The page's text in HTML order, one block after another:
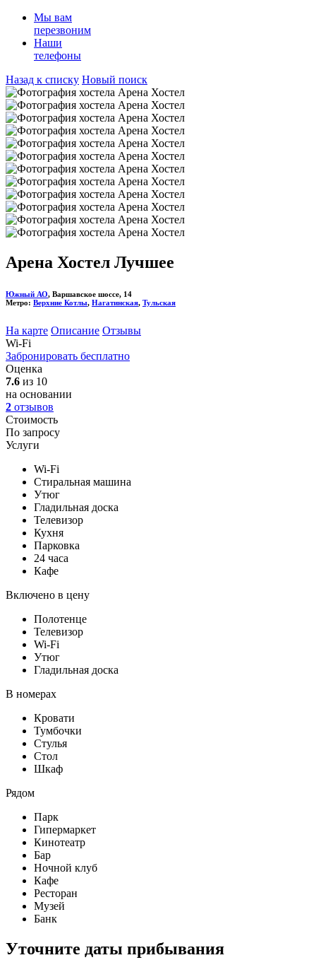
Мы вам
перезвоним
Наши
телефоны
Назад к списку Новый поиск
Арена Хостел Лучшее
Южный АО, Варшавское шоссе, 14
Метро: Верхние Котлы, Нагатинская, Тульская
На карте Описание Отзывы
Wi-Fi
Забронировать бесплатно
Оценка
7.6 из 10
на основании
2 отзывов
Стоимость
По запросу
Услуги
Wi-Fi
Стиральная машина
Утюг
Гладильная доска
Телевизор
Кухня
Парковка
24 часа
Кафе
Включено в цену
Полотенце
Телевизор
Wi-Fi
Утюг
Гладильная доска
В номерах
Кровати
Тумбочки
Стулья
Стол
Шкаф
Рядом
Парк
Гипермаркет
Кинотеатр
Бар
Ночной клуб
Кафе
Ресторан
Музей
Банк
Уточните даты прибывания